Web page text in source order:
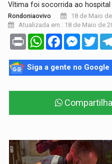
Vítima foi socorrida ao hospital
Rondoniaovivo
18 de Maio
Atualizada em : 18 de Maio de
Print WhatsAppFacebook
Siga a gente no Google